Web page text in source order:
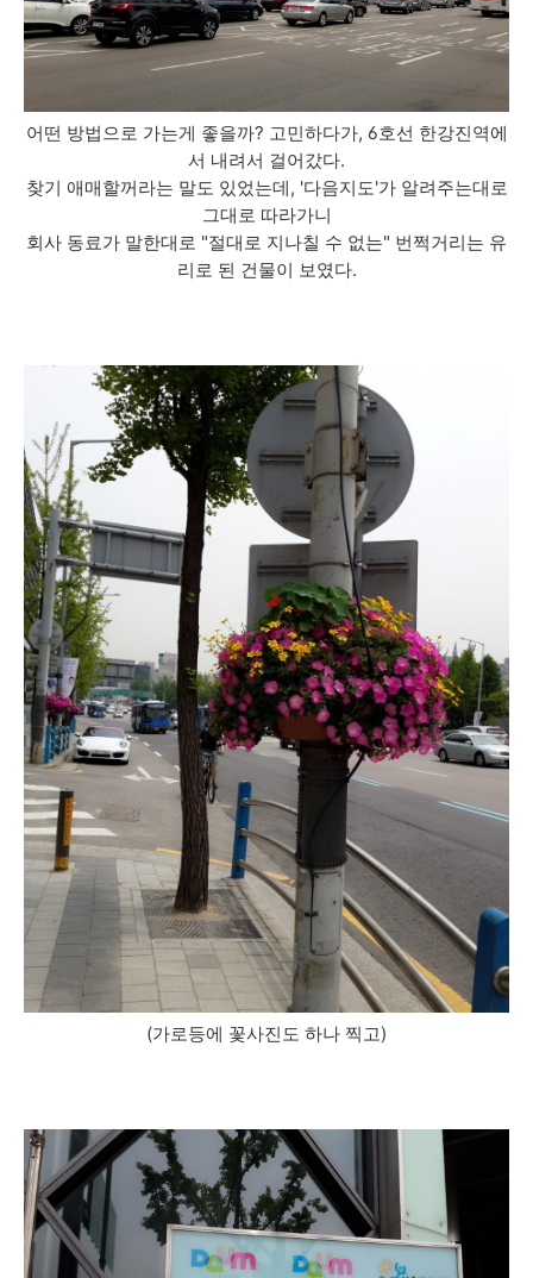
어떤 방법으로 가는게 좋을까? 고민하다가, 6호선 한강진역에
서 내려서 걸어갔다.
찾기 애매할꺼라는 말도 있었는데, '다음지도'가 알려주는대로
그대로 따라가니
회사 동료가 말한대로 "절대로 지나칠 수 없는" 번쩍거리는 유
리로 된 건물이 보였다.
(가로등에 꽃사진도 하나 찍고)